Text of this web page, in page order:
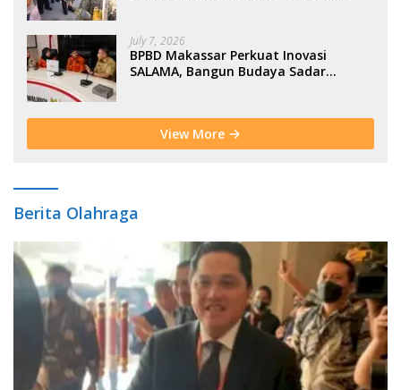
July 7, 2026
BPBD Makassar Perkuat Inovasi
SALAMA, Bangun Budaya Sadar
View More
Berita Olahraga